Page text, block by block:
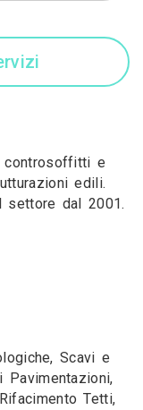
controsoffitti e
edili.
settore dal 2001.
Scavi e
Pavimentazioni,
Tetti,